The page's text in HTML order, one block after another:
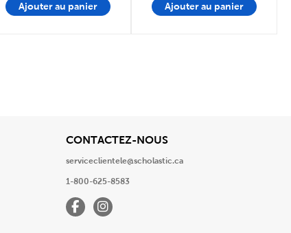
Ajouter au panier Ajouter au panier
CONTACTEZ-NOUSView
serviceclientele@scholastic.ca
1-800-625-8583
FacebookInstagram